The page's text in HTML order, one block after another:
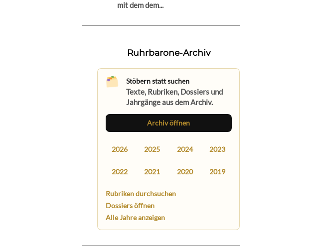
mit dem dem...
Ruhrbarone-Archiv
Stöbern statt suchen
Texte, Rubriken, Dossiers und
Jahrgänge aus dem Archiv.
Archiv öffnen
2026 2025 2024 2023
2022 2021 2020 2019
Rubriken durchsuchen
Dossiers öffnen
Alle Jahre anzeigen